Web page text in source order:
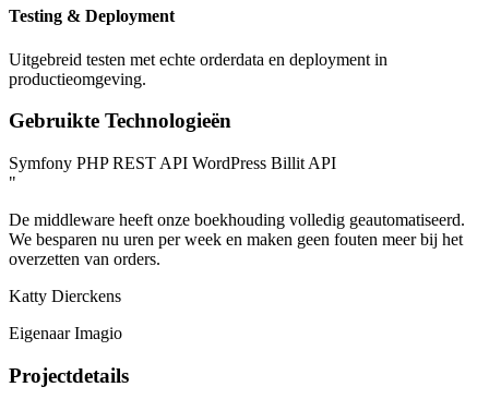
Testing & Deployment
Uitgebreid testen met echte orderdata en deployment in
productieomgeving.
Gebruikte Technologieën
Symfony PHPREST API WordPress Billit API
"
De middleware heeft onze boekhouding volledig geautomatiseerd.
We besparen nu uren per week en maken geen fouten meer bij het
overzetten van orders.
Katty Dierckens
Eigenaar Imagio
Projectdetails